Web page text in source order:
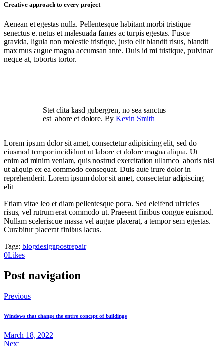
Creative approach to every project
Aenean et egestas nulla. Pellentesque habitant morbi tristique
senectus et netus et malesuada fames ac turpis egestas. Fusce
gravida, ligula non molestie tristique, justo elit blandit risus, blandit
maximus augue magna accumsan ante. Duis id mi tristique, pulvinar
neque at, lobortis tortor.
Stet clita kasd gubergren, no sea sanctus
est labore et dolore. By Kevin Smith
Lorem ipsum dolor sit amet, consectetur adipisicing elit, sed do
eiusmod tempor incididunt ut labore et dolore magna aliqua. Ut
enim ad minim veniam, quis nostrud exercitation ullamco laboris nisi
ut aliquip ex ea commodo consequat. Duis aute irure dolor in
reprehenderit. Lorem ipsum dolor sit amet, consectetur adipiscing
elit.
Etiam vitae leo et diam pellentesque porta. Sed eleifend ultricies
risus, vel rutrum erat commodo ut. Praesent finibus congue euismod.
Nullam scelerisque massa vel augue placerat, a tempor sem egestas.
Curabitur placerat finibus lacus.
Tags: blogdesignpostrepair
0Likes
Post navigation
Previous
Windows that change the entire concept of buildings
March 18, 2022
Next